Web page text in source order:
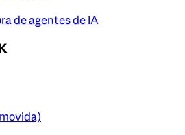
de agentes de IA